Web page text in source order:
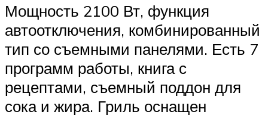
Мощность 2100 Вт, функция
автоотключения, комбинированный
тип со съемными панелями. Есть 7
программ работы, книга с
рецептами, съемный поддон для
сока и жира. Гриль оснащен